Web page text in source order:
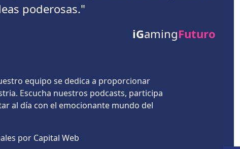
poderosas."
iGamingFuturo
equipo se dedica a proporcionar
Escucha nuestros podcasts, participa
al día con el emocionante mundo del
por Capital Web